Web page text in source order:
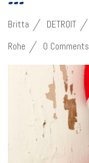
Britta DETROIT
Rohe
0 Comments